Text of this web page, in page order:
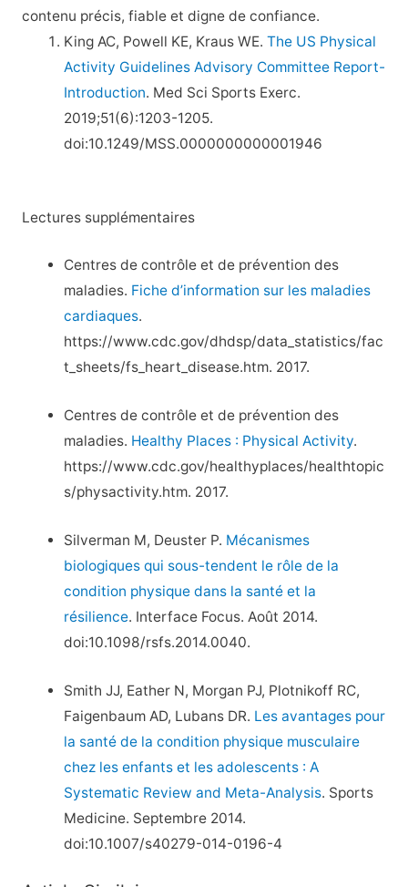
contenu précis, fiable et digne de confiance.
King AC, Powell KE, Kraus WE.The US Physical
Activity Guidelines Advisory Committee Report-
Introduction. Med Sci Sports Exerc.
2019;51(6):1203-1205.
doi:10.1249/MSS.0000000000001946
Lectures supplémentaires
Centres de contrôle et de prévention des
maladies. Fiche d’information sur les maladies
cardiaques.
https://www.cdc.gov/dhdsp/data_statistics/fac
t_sheets/fs_heart_disease.htm. 2017.
Centres de contrôle et de prévention des
maladies. Healthy Places : Physical Activity.
https://www.cdc.gov/healthyplaces/healthtopic
s/physactivity.htm. 2017.
Silverman M, Deuster P. Mécanismes
biologiques qui sous-tendent le rôle de la
condition physique dans la santé et la
résilience. Interface Focus. Août 2014.
doi:10.1098/rsfs.2014.0040.
Smith JJ, Eather N, Morgan PJ, Plotnikoff RC,
Faigenbaum AD, Lubans DR. Les avantages pour
la santé de la condition physique musculaire
chez les enfants et les adolescents : A
Systematic Review and Meta-Analysis. Sports
Medicine. Septembre 2014.
doi:10.1007/s40279-014-0196-4